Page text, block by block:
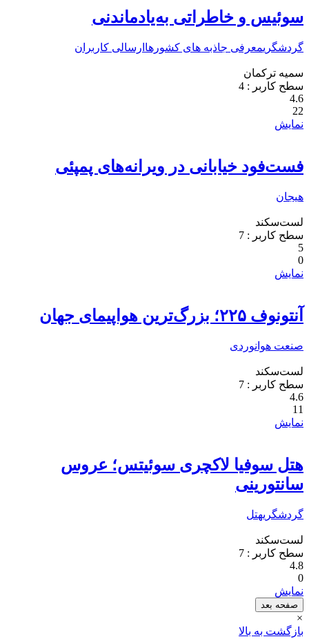
سوئیس و خاطراتی به‌یادماندنی
گردشگریمعرفی جاذبه های کشورها ارسالی کاربران
سمیه ترکمان
سطح کاربر : 4
4.6
22
نمایش
فست‌فود خیابانی در ویرانه‌های پمپئی
هیجان
لست‌سکند
سطح کاربر : 7
5
0
نمایش
آنتونوف ۲۲۵؛ بزرگ‌ترین هواپیمای جهان
صنعت هوانوردی
لست‌سکند
سطح کاربر : 7
4.6
11
نمایش
هتل سوفیا لاکچری سوئیتس؛ عروس
سانتورینی
گردشگریهتل
لست‌سکند
سطح کاربر : 7
4.8
0
نمایش
صفحه بعد
×
بازگشت به بالا